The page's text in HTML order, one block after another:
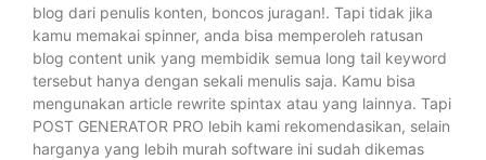
blog dari penulis konten, boncos juragan!. Tapi tidak jika
kamu memakai spinner, anda bisa memperoleh ratusan
blog content unik yang membidik semua long tail keyword
tersebut hanya dengan sekali menulis saja. Kamu bisa
mengunakan article rewrite spintax atau yang lainnya. Tapi
POST GENERATOR PRO lebih kami rekomendasikan, selain
harganya yang lebih murah software ini sudah dikemas